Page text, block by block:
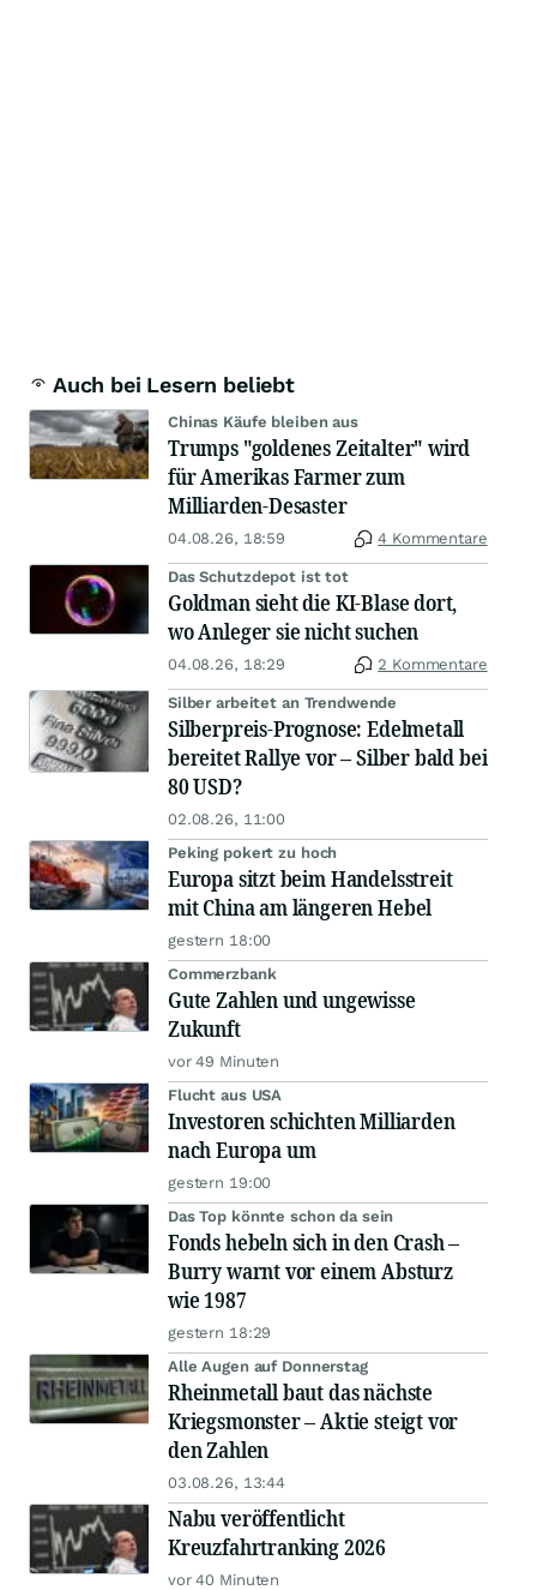
Auch bei Lesern beliebt
Chinas Käufe bleiben aus
Trumps "goldenes Zeitalter" wird
für Amerikas Farmer zum
Milliarden-Desaster
04.08.26, 18:59 4 Kommentare
Das Schutzdepot ist tot
Goldman sieht die KI-Blase dort,
wo Anleger sie nicht suchen
04.08.26, 18:29 2 Kommentare
Silber arbeitet an Trendwende
Silberpreis-Prognose: Edelmetall
bereitet Rallye vor – Silber bald bei
80 USD?
02.08.26, 11:00
Peking pokert zu hoch
Europa sitzt beim Handelsstreit
mit China am längeren Hebel
gestern 18:00
Commerzbank
Gute Zahlen und ungewisse
Zukunft
vor 49 Minuten
Flucht aus USA
Investoren schichten Milliarden
nach Europa um
gestern 19:00
Das Top könnte schon da sein
Fonds hebeln sich in den Crash –
Burry warnt vor einem Absturz
wie 1987
gestern 18:29
Alle Augen auf Donnerstag
Rheinmetall baut das nächste
Kriegsmonster – Aktie steigt vor
den Zahlen
03.08.26, 13:44
Nabu veröffentlicht
Kreuzfahrtranking 2026
vor 40 Minuten